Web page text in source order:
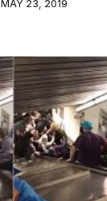
MAY 23, 2019